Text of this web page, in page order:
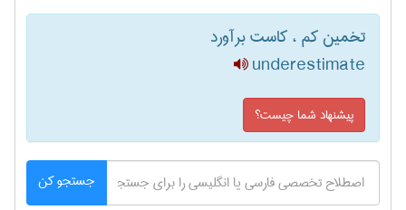
تخمین کم ، کاست برآورد
underestimate
پیشنهاد شما چیست؟
جستجو کن